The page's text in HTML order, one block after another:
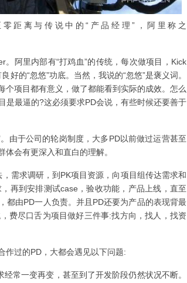
离与传说中的“产品经理”，阿里称之
阿里内部有“打鸡血”的传统，每次做项目，Kick
的“忽悠”功底。当然，我说的“忽悠”是褒义词。
项目都有意义，做了都能看到实际的成效。怎么
是最逼的?这必须要求PD会说，有些时候还要善于
于公司的轮岗制度，大多PD以前做过运营甚至
会有更深入和直白的理解。
求调研，到PK项目资源，向项目组传达需求和
再到安排测试case，验收功能，产品上线，直至
都由PD一人负责。并且PD还要为产品的表现背最
费尽口舌为项目做好三件事:找方向，找人，找资
过的PD，大都会遇见以下问题:
一变再变，甚至到了开发阶段仍然状况不断。